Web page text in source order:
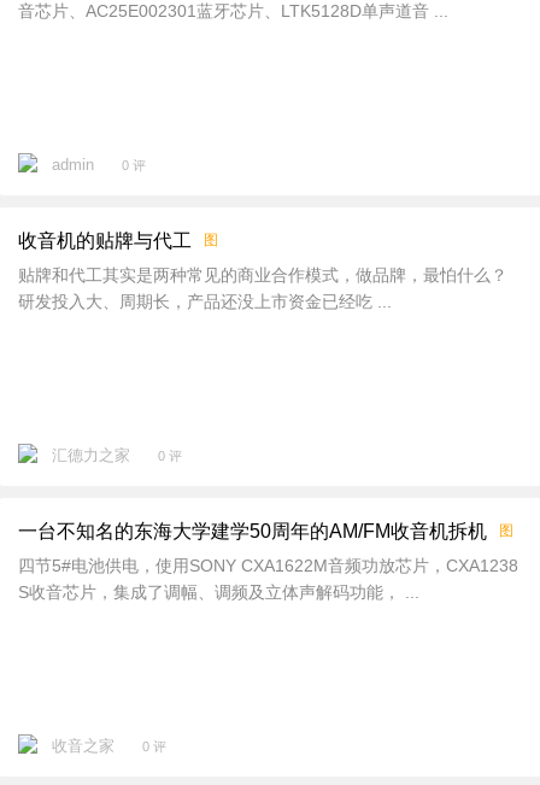
音芯片、AC25E002301蓝牙芯片、LTK5128D单声道音 ...
admin 0 评
收音机的贴牌与代工 图
贴牌和代工其实是两种常见的商业合作模式，做品牌，最怕什么？
研发投入大、周期长，产品还没上市资金已经吃 ...
汇德力之家 0 评
一台不知名的东海大学建学50周年的AM/FM收音机拆机 图
四节5#电池供电，使用SONY CXA1622M音频功放芯片，CXA1238
S收音芯片，集成了调幅、调频及立体声解码功能， ...
收音之家 0 评